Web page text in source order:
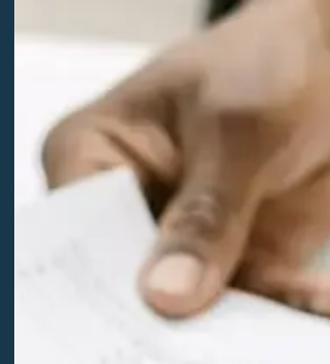
WW: Hoe
besparen?
Geplaatst op: 26 juli 2023